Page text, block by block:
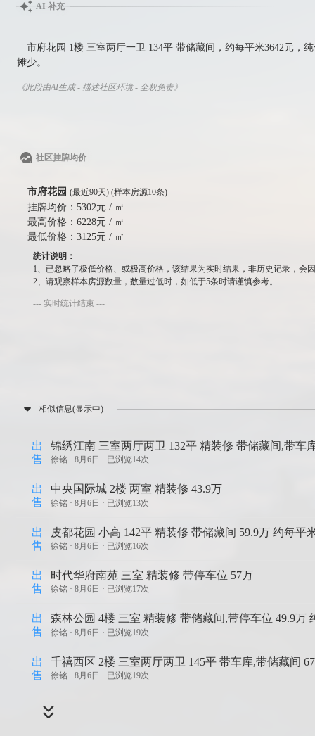
AI 补充
市府花园 1楼 三室两厅一卫 134平 带储藏间，约每平米3642元，
摊少。
《此段由AI生成 - 描述社区环境 - 全权免责》
社区挂牌均价
市府花园 (最近90天) (样本房源10条)
挂牌均价：5302元 / ㎡
最高价格：6228元 / ㎡
最低价格：3125元 / ㎡
统计说明：
1、已忽略了极低价格、或极高价格，该结果为实时结果，非历史记录，会
2、请观察样本房源数量，数量过低时，如低于5条时请谨慎参考。
--- 实时统计结束 ---
相似信息(显示中)
出
售
锦绣江南 三室两厅两卫 132平 精装修 带储藏间,带车
徐铭 ·8月6日 · 已浏览14次
出
售
中央国际城 2楼 两室 精装修 43.9万
徐铭 ·8月6日 · 已浏览13次
出
售
皮都花园 小高 142平 精装修 带储藏间 59.9万 约每平
徐铭 ·8月6日 · 已浏览16次
出
售
时代华府南苑 三室 精装修 带停车位 57万
徐铭 ·8月6日 · 已浏览17次
出
售
森林公园 4楼 三室 精装修 带储藏间,带停车位 49.9万
徐铭 ·8月6日 · 已浏览19次
出
售
千禧西区 2楼 三室两厅两卫 145平 带车库,带储藏间
徐铭 ·8月6日 · 已浏览19次